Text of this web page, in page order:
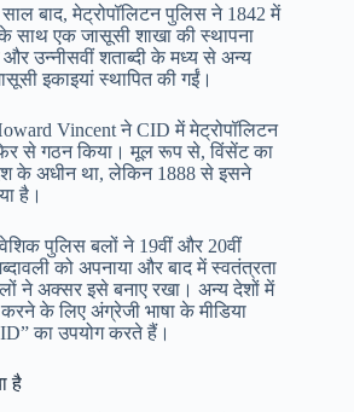
बाद, मेट्रोपॉलिटन पुलिस ने 1842 में
एक जासूसी शाखा की स्थापना
उन्नीसवीं शताब्दी के मध्य से अन्य
इकाइयां स्थापित की गईं।
Vincent ने CID में मेट्रोपॉलिटन
से गठन किया। मूल रूप से, विंसेंट का
के अधीन था, लेकिन 1888 से इसने
है।
पुलिस बलों ने 19वीं और 20वीं
को अपनाया और बाद में स्वतंत्रता
ने अक्सर इसे बनाए रखा। अन्य देशों में
के लिए अंग्रेजी भाषा के मीडिया
का उपयोग करते हैं।
है